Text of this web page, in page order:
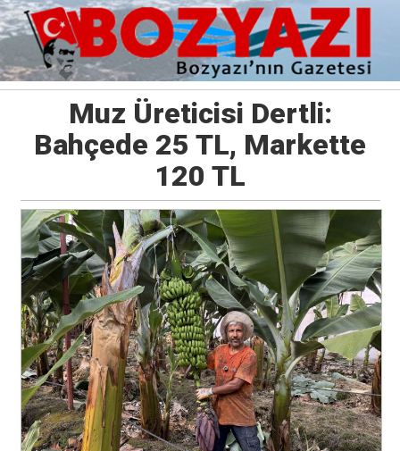
Muz Üreticisi Dertli:
Bahçede 25 TL, Markette
120 TL